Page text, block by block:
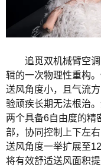
追觅双机械臂空
辑的一次物理性重构
送风角度小，且气流
验顽疾长期无法根治
两个具备6自由度的精
部，协同控制上下左
送风角度一举扩展至
将有效舒适送风面积